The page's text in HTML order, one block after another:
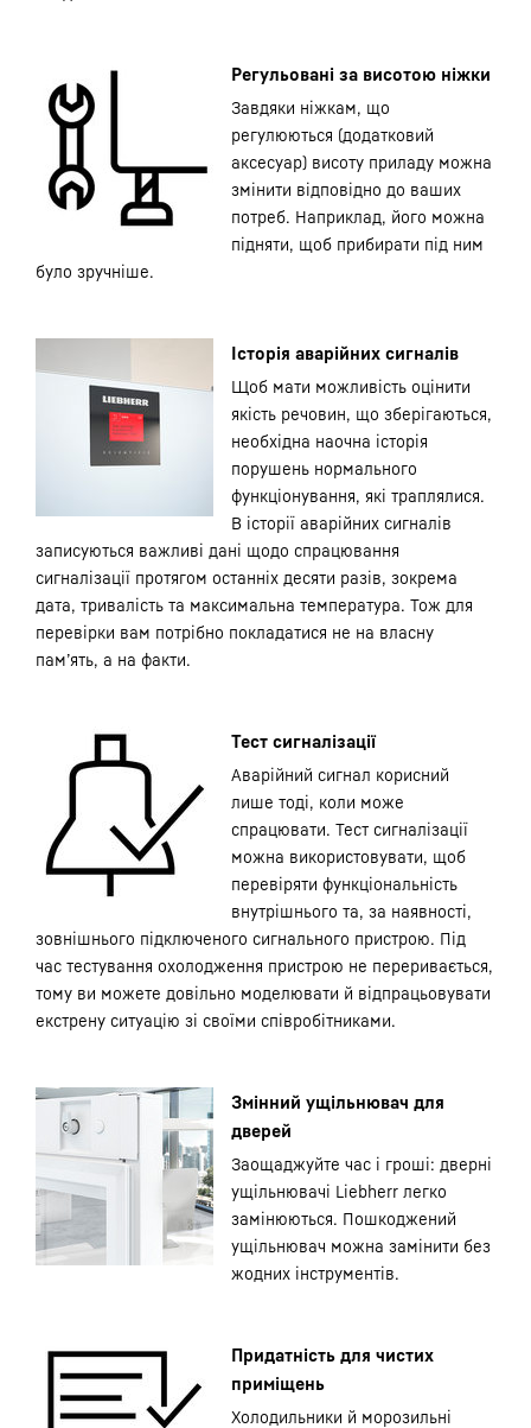
Регульовані за висотою ніжки
Завдяки ніжкам, що
регулюються (додатковий
аксесуар) висоту приладу можна
змінити відповідно до ваших
потреб. Наприклад, його можна
підняти, щоб прибирати під ним
було зручніше.
Історія аварійних сигналів
Щоб мати можливість оцінити
якість речовин, що зберігаються,
необхідна наочна історія
порушень нормального
функціонування, які траплялися.
В історії аварійних сигналів
записуються важливі дані щодо спрацювання
сигналізації протягом останніх десяти разів, зокрема
дата, тривалість та максимальна температура. Тож для
перевірки вам потрібно покладатися не на власну
пам’ять, а на факти.
Тест сигналізації
Аварійний сигнал корисний
лише тоді, коли може
спрацювати. Тест сигналізації
можна використовувати, щоб
перевіряти функціональність
внутрішнього та, за наявності,
зовнішнього підключеного сигнального пристрою. Під
час тестування охолодження пристрою не переривається,
тому ви можете довільно моделювати й відпрацьовувати
екстрену ситуацію зі своїми співробітниками.
Змінний ущільнювач для
дверей
Заощаджуйте час і гроші: дверні
ущільнювачі Liebherr легко
замінюються. Пошкоджений
ущільнювач можна замінити без
жодних інструментів.
Придатність для чистих
приміщень
Холодильники й морозильні